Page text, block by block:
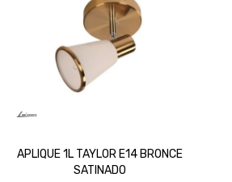
APLIQUE 1L TAYLOR E14 BRONCE
SATINADO